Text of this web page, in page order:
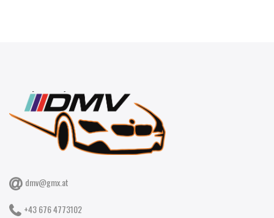
dmv@gmx.at
+43 676 4773102